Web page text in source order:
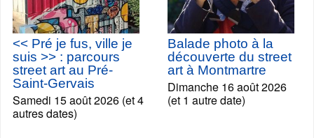
<< Pré je fus, ville je
suis >> : parcours
street art au Pré-
Saint-Gervais
Samedi 15 août 2026 (et 4
autres dates)
Balade photo à la
découverte du street
art à Montmartre
Dimanche 16 août 2026
(et 1 autre date)